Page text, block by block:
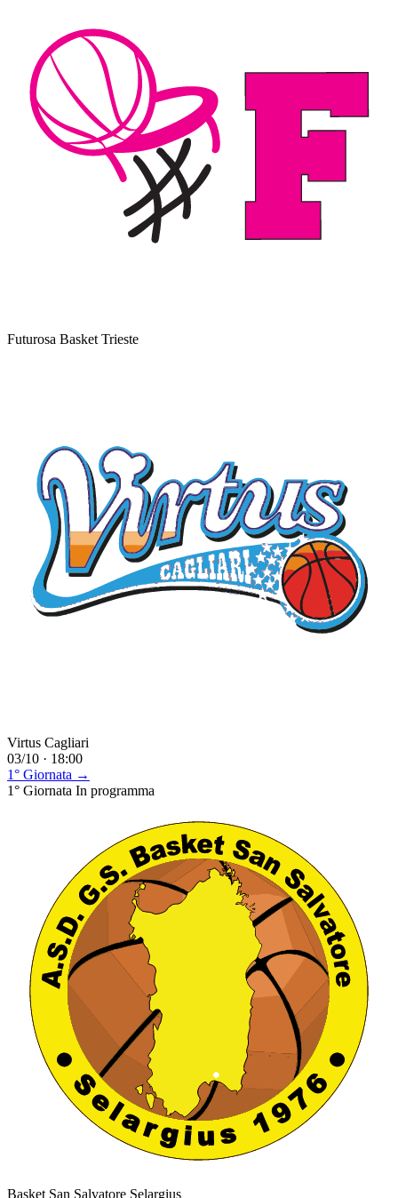
Futurosa Basket Trieste
Virtus Cagliari
03/10 · 18:00
1° Giornata →
1° Giornata In programma
Basket San Salvatore Selargius